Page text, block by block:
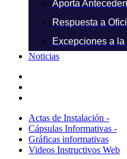
Aporta
Respuesta a
Excepciones a
Noticias
Actas de Instalación -
Cápsulas Informativas -
Gráficas informativas
Videos Instructivos Web